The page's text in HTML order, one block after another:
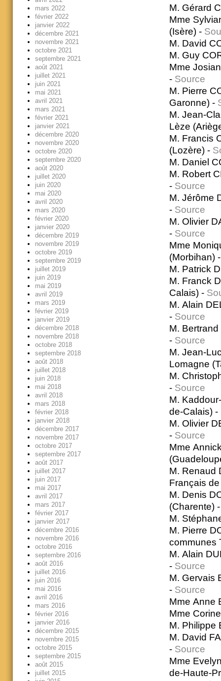
M. Gérard
Mme
(Isère) -
M. David
M. Guy
Mme
- Source
M. Pierre
Garonne) -
M. Jean-
Lèze
M. Francis
(Lozère) -
M. Daniel
M. Robert
- Source
M. Jérôme
- Source
M. Olivier
- Source
Mme
(Morbihan)
M. Patrick
M. Franck
Calais) -
M. Alain
- Source
M.
- Source
M. Jean-
Lomagne
M.
- Source
M.
de-Calais) -
M. Olivier
- Source
Mme
M. Renaud
Français
M. Denis
(Charente)
M.
M. Pierre
communes
M. Alain
- Source
M. Gervais
- Source
Mme Anne
Mme
M. Philippe
M. David
- Source
Mme
de-Haute-
mars 2022
février 2022
janvier 2022
décembre 2021
novembre 2021
octobre 2021
septembre 2021
août 2021
juillet 2021
juin 2021
mai 2021
avril 2021
mars 2021
février 2021
janvier 2021
décembre 2020
novembre 2020
octobre 2020
septembre 2020
août 2020
juillet 2020
juin 2020
mai 2020
avril 2020
mars 2020
février 2020
janvier 2020
décembre 2019
novembre 2019
octobre 2019
septembre 2019
juillet 2019
juin 2019
mai 2019
avril 2019
mars 2019
février 2019
janvier 2019
décembre 2018
novembre 2018
octobre 2018
septembre 2018
août 2018
juillet 2018
juin 2018
mai 2018
avril 2018
mars 2018
février 2018
janvier 2018
décembre 2017
novembre 2017
octobre 2017
septembre 2017
août 2017
juillet 2017
juin 2017
mai 2017
avril 2017
mars 2017
février 2017
janvier 2017
décembre 2016
novembre 2016
octobre 2016
septembre 2016
août 2016
juillet 2016
juin 2016
mai 2016
avril 2016
mars 2016
février 2016
janvier 2016
décembre 2015
novembre 2015
octobre 2015
septembre 2015
août 2015
juillet 2015